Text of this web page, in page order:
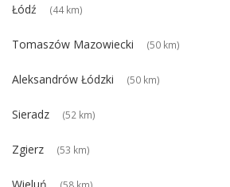
Łódź (44 km)
Tomaszów Mazowiecki (50 km)
Aleksandrów Łódzki (50 km)
Sieradz (52 km)
Zgierz (53 km)
(58 km)